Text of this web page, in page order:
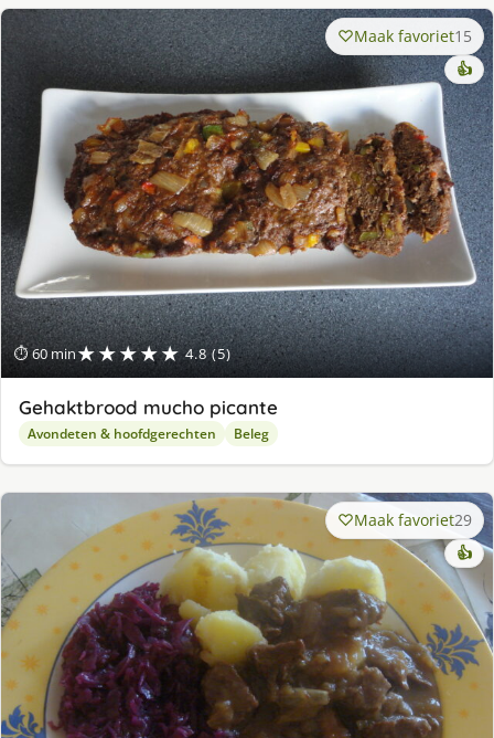
⏱ 60 min★★★★★ 4.8 (5)
Maak favoriet15
👍
Gehaktbrood mucho picante
Avondeten & hoofdgerechten Beleg
Maak favoriet29
👍